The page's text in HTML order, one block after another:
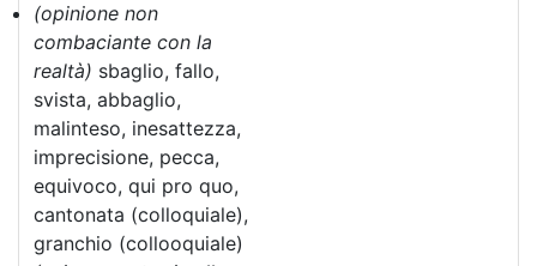
(opinione non
combaciante con la
realtà) sbaglio, fallo,
svista, abbaglio,
malinteso, inesattezza,
imprecisione, pecca,
equivoco, qui pro quo,
cantonata (colloquiale),
granchio (collooquiale)